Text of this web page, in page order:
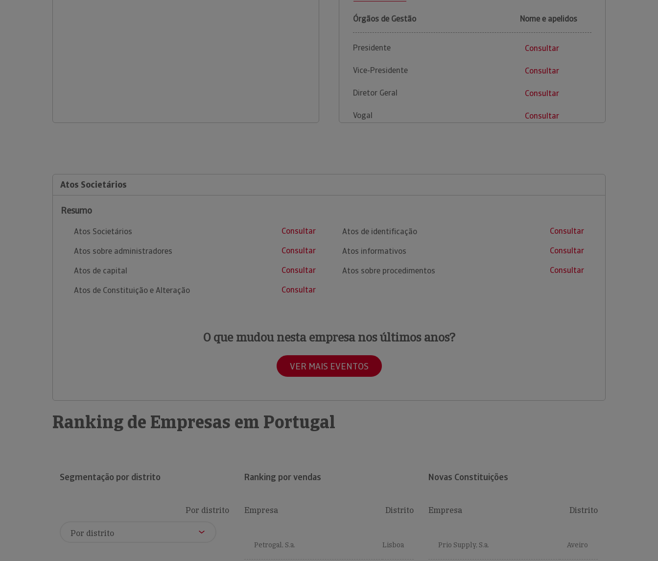
Órgãos de Gestão Nome e apelidos
Presidente Consultar
Vice-Presidente Consultar
Diretor Geral Consultar
Vogal Consultar
Atos Societários
Resumo
Atos Societários
Consultar
Atos sobre administradores
Consultar
Atos de capital
Consultar
Atos de Constituição e Alteração
Consultar
Atos de identificação
Consultar
Atos informativos
Consultar
Atos sobre procedimentos
Consultar
O que mudou nesta empresa nos últimos anos?
VER MAIS EVENTOS
Ranking de Empresas em Portugal
Segmentação por distrito
Por distrito
Ranking por vendas
Empresa Distrito
Petrogal, S.a. Lisboa
Novas Constituições
Empresa Distrito
Prio Supply, S.a. Aveiro